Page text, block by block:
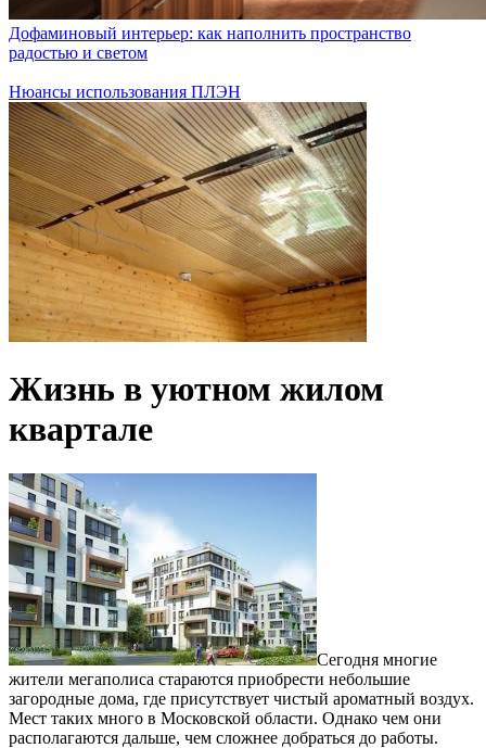
Дофаминовый интерьер: как наполнить пространство
радостью и светом
Нюансы использования ПЛЭН
Жизнь в уютном жилом
квартале
Сегодня многие
жители мегаполиса стараются приобрести небольшие
загородные дома, где присутствует чистый ароматный воздух.
Мест таких много в Московской области. Однако чем они
располагаются дальше, чем сложнее добраться до работы.